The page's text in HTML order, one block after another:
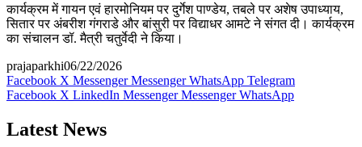
कार्यक्रम में गायन एवं हारमोनियम पर दुर्गेश पाण्डेय, तबले पर अशेष उपाध्याय,
सितार पर अंबरीश गंगराडे और बांसुरी पर विद्याधर आमटे ने संगत दी। कार्यक्रम
का संचालन डॉ. मैत्री चतुर्वेदी ने किया।
prajaparkhi06/22/2026
Facebook X Messenger Messenger WhatsApp Telegram
Facebook X LinkedIn Messenger Messenger WhatsApp
Latest News